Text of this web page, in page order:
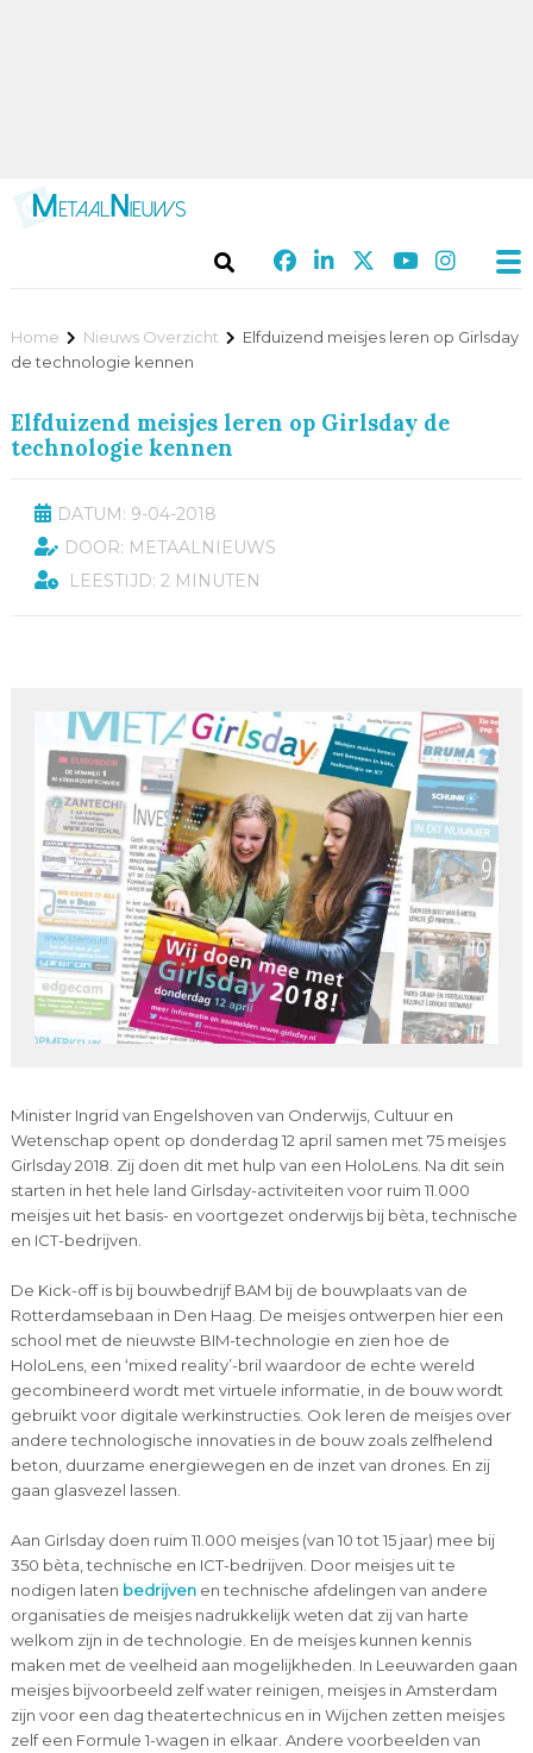
Home Nieuws Overzicht
Elfduizend meisjes leren op Girlsday
de technologie kennen
Elfduizend meisjes leren op Girlsday de
technologie kennen
DATUM: 9-04-2018
DOOR: METAALNIEUWS
LEESTIJD: 2 MINUTEN
Minister Ingrid van Engelshoven van Onderwijs, Cultuur en
Wetenschap opent op donderdag 12 april samen met 75 meisjes
Girlsday 2018. Zij doen dit met hulp van een HoloLens. Na dit sein
starten in het hele land Girlsday-activiteiten voor ruim 11.000
meisjes uit het basis- en voortgezet onderwijs bij bèta, technische
en ICT-bedrijven.
De Kick-off is bij bouwbedrijf BAM bij de bouwplaats van de
Rotterdamsebaan in Den Haag. De meisjes ontwerpen hier een
school met de nieuwste BIM-technologie en zien hoe de
HoloLens, een ‘mixed reality’-bril waardoor de echte wereld
gecombineerd wordt met virtuele informatie, in de bouw wordt
gebruikt voor digitale werkinstructies. Ook leren de meisjes over
andere technologische innovaties in de bouw zoals zelfhelend
beton, duurzame energiewegen en de inzet van drones. En zij
gaan glasvezel lassen.
Aan Girlsday doen ruim 11.000 meisjes (van 10 tot 15 jaar) mee bij
350 bèta, technische en ICT-bedrijven. Door meisjes uit te
nodigen laten bedrijvenen technische afdelingen van andere
organisaties de meisjes nadrukkelijk weten dat zij van harte
welkom zijn in de technologie. En de meisjes kunnen kennis
maken met de veelheid aan mogelijkheden. In Leeuwarden gaan
meisjes bijvoorbeeld zelf water reinigen, meisjes in Amsterdam
zijn voor een dag theatertechnicus en in Wijchen zetten meisjes
zelf een Formule 1-wagen in elkaar. Andere voorbeelden van